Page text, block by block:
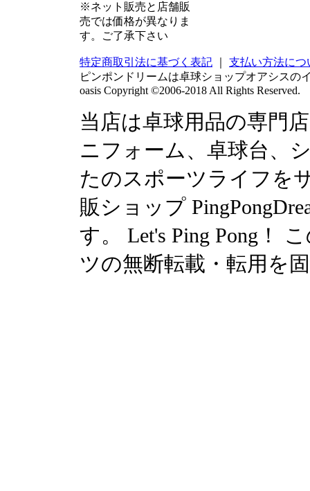
※ネット販売と店舗販
売では価格が異なりま
す。ご了承下さい
特定商取引法に基づく表記
支払い方法につ
ピンポンドリームは卓球ショップオアシスの
oasis Copyright ©2006-2018 All Rights Reserved.
当店は卓球用品の専門
ニフォーム、卓球台、
たのスポーツライフを
販ショップ
す。 Let's Ping Pong！
ツの無断転載・転用を